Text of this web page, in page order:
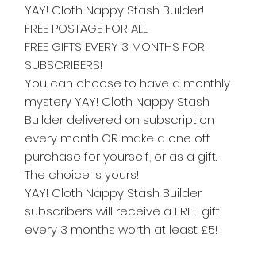
YAY! Cloth Nappy Stash Builder!
FREE POSTAGE FOR ALL
FREE GIFTS EVERY 3 MONTHS FOR
SUBSCRIBERS!
You can choose to have a monthly
mystery YAY! Cloth Nappy Stash
Builder delivered on subscription
every month OR make a one off
purchase for yourself, or as a gift.
The choice is yours!
YAY! Cloth Nappy Stash Builder
subscribers will receive a FREE gift
every 3 months worth at least £5!